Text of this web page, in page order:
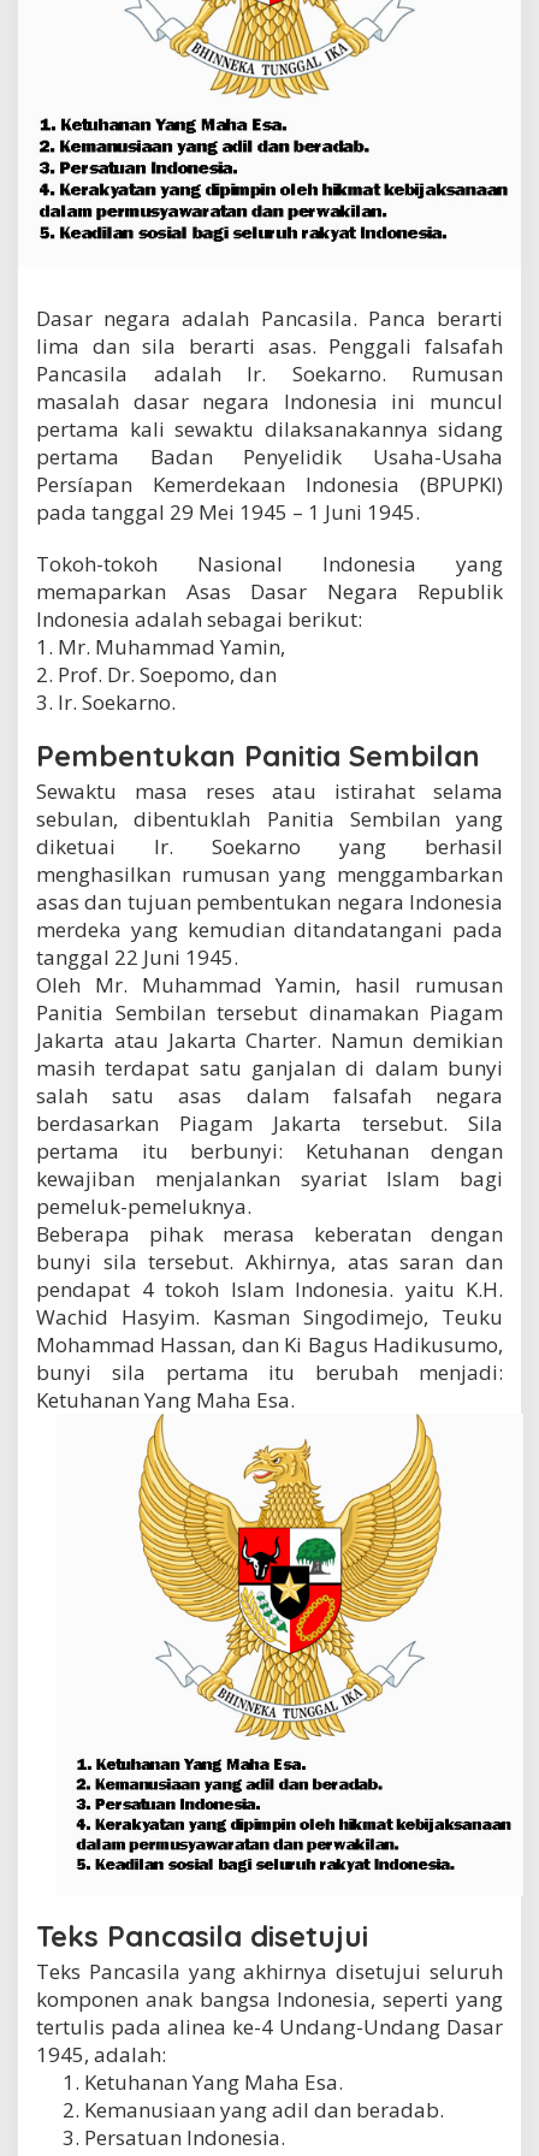
n
d
o
n
e
s
i
L
e
n
p
S
e
r
h
n
y
Dasar negara adalah Pancasila. Panca berarti
lima dan sila berarti asas. Penggali falsafah
Pancasila adalah Ir. Soekarno. Rumusan
masalah dasar negara Indonesia ini muncul
pertama kali sewaktu dilaksanakannya sidang
pertama Badan Penyelidik Usaha-Usaha
Persíapan Kemerdekaan Indonesia (BPUPKI)
pada tanggal 29 Mei 1945 – 1 Juni 1945.
Tokoh-tokoh Nasional Indonesia yang
memaparkan Asas Dasar Negara Republik
Indonesia adalah sebagai berikut:
1. Mr. Muhammad Yamin,
2. Prof. Dr. Soepomo, dan
3. Ir. Soekarno.
Pembentukan Panitia Sembilan
Sewaktu masa reses atau istirahat selama
sebulan, dibentuklah Panitia Sembilan yang
diketuai Ir. Soekarno yang berhasil
menghasilkan rumusan yang menggambarkan
asas dan tujuan pembentukan negara Indonesia
merdeka yang kemudian ditandatangani pada
tanggal 22 Juni 1945.
Oleh Mr. Muhammad Yamin, hasil rumusan
Panitia Sembilan tersebut dinamakan Piagam
Jakarta atau Jakarta Charter. Namun demikian
masih terdapat satu ganjalan di dalam bunyi
salah satu asas dalam falsafah negara
berdasarkan Piagam Jakarta tersebut. Sila
pertama itu berbunyi: Ketuhanan dengan
kewajiban menjalankan syariat Islam bagi
pemeluk-pemeluknya.
Beberapa pihak merasa keberatan dengan
bunyi sila tersebut. Akhirnya, atas saran dan
pendapat 4 tokoh Islam Indonesia. yaitu K.H.
Wachid Hasyim. Kasman Singodimejo, Teuku
Mohammad Hassan, dan Ki Bagus Hadikusumo,
bunyi sila pertama itu berubah menjadi:
Ketuhanan Yang Maha Esa.
Teks Pancasila disetujui
Teks Pancasila yang akhirnya disetujui seluruh
komponen anak bangsa Indonesia, seperti yang
tertulis pada alinea ke-4 Undang-Undang Dasar
1945, adalah:
Ketuhanan Yang Maha Esa.
Kemanusiaan yang adil dan beradab.
Persatuan Indonesia.